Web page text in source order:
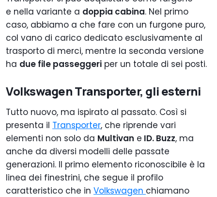
e nella variante a doppia cabina. Nel primo
caso, abbiamo a che fare con un furgone puro,
col vano di carico dedicato esclusivamente al
trasporto di merci, mentre la seconda versione
ha due file passeggeri per un totale di sei posti.
Volkswagen Transporter, gli esterni
Tutto nuovo, ma ispirato al passato. Così si
presenta il Transporter, che riprende vari
elementi non solo da Multivan e ID. Buzz, ma
anche da diversi modelli delle passate
generazioni. Il primo elemento riconoscibile è la
linea dei finestrini, che segue il profilo
caratteristico che in Volkswagen chiamano